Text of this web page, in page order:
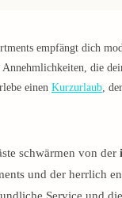
empfängt dich
die
einen Kurzurlaub ,
schwärmen von der
und der herrlich